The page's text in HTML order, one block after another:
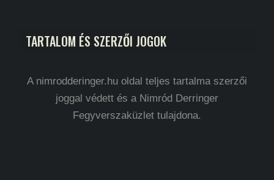
TARTALOM ÉS SZERZŐI JOGOK
A nimrodderinger.hu oldal teljes tartalma szerzői
joggal védett és a Nimród Derringer
Fegyverszaküzlet tulajdona.